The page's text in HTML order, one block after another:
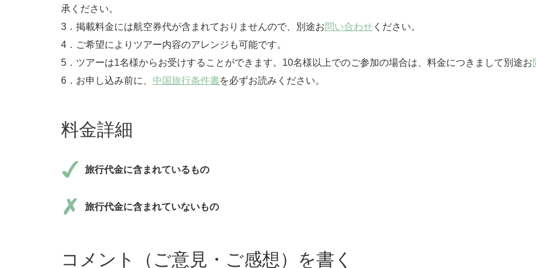
承ください。
3．掲載料金には航空券代が含まれておりませんので、別途お問い合わせ ください。
4．ご希望によりツアー内容のアレンジも可能です。
5．ツアーは1名様からお受けすることができます。10名様以上でのご参加の場合は、料金につきまして別途お
6．お申し込み前に、 中国旅行条件書を必ずお読みください。
料金詳細
旅行代金に含まれているもの
旅行代金に含まれていないもの
コメント（ご意見・ご感想）を書く